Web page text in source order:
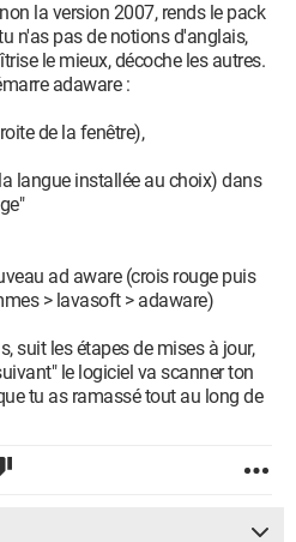
la version 2007, rends le pack
n'as pas de notions d'anglais,
le mieux, décoche les autres.
adaware :
de la fenêtre),
langue installée au choix) dans
ad aware (crois rouge puis
> lavasoft > adaware)
suit les étapes de mises à jour,
le logiciel va scanner ton
tu as ramassé tout au long de